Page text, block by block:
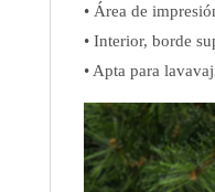
• Área de
• Interior, borde
• Apta para